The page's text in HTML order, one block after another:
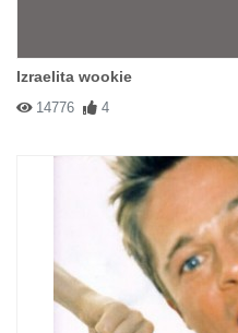
Izraelita wookie
14776 4